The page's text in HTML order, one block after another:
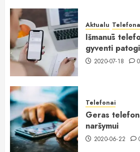
Aktualu
Išmanūs
gyventi
2020-07-18 0
Telefonai
Geras
naršymui
2020-06-22